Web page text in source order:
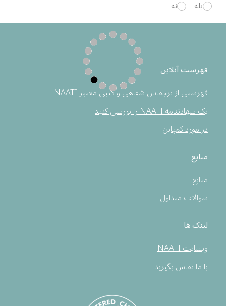
بله نه
فهرست آنلاین
فهرستی از ترجمانان شفاهی و کتبی معتبر NAATI
یک شهادتنامه NAATI را بررسی کنید
در مورد کمپاین
منابع
منابع
سوالات متداول
لینک ها
وبسایت NAATI
با ما تماس بگیرید